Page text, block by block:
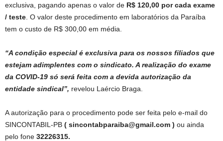
exclusiva, pagando apenas o valor de R$ 120,00 por cada exame
/ teste . O valor deste procedimento em laboratórios da Paraíba
tem o custo de R$ 300,00 em média.
“A condição especial é exclusiva para os nossos filiados que
estejam adimplentes com o sindicato. A realização do exame
da COVID-19 só será feita com a devida autorização da
entidade sindical”, revelou Laércio Braga.
A autorização para o procedimento pode ser feita pelo e-mail do
SINCONTABIL-PB ( sincontabparaiba@gmail.com ) ou ainda
pelo fone 32226315.